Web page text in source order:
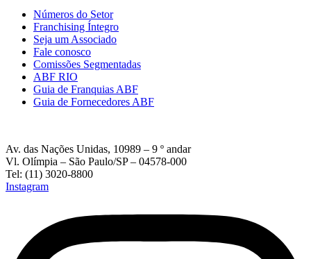
Números do Setor
Franchising Íntegro
Seja um Associado
Fale conosco
Comissões Segmentadas
ABF RIO
Guia de Franquias ABF
Guia de Fornecedores ABF
Av. das Nações Unidas, 10989 – 9 º andar
Vl. Olímpia – São Paulo/SP – 04578-000
Tel: (11) 3020-8800
Instagram